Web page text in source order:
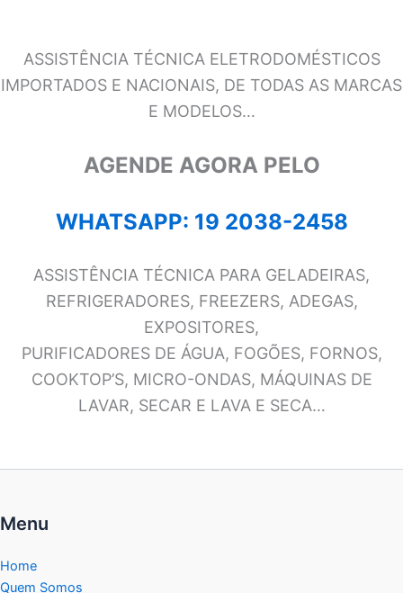
ASSISTÊNCIA TÉCNICA ELETRODOMÉSTICOS
IMPORTADOS E NACIONAIS, DE TODAS AS MARCAS
E MODELOS…
AGENDE AGORA PELO
WHATSAPP: 19 2038-2458
ASSISTÊNCIA TÉCNICA PARA GELADEIRAS,
REFRIGERADORES, FREEZERS, ADEGAS,
EXPOSITORES,
PURIFICADORES DE ÁGUA, FOGÕES, FORNOS,
COOKTOP’S, MICRO-ONDAS, MÁQUINAS DE
LAVAR, SECAR E LAVA E SECA…
Menu
Home
Quem Somos